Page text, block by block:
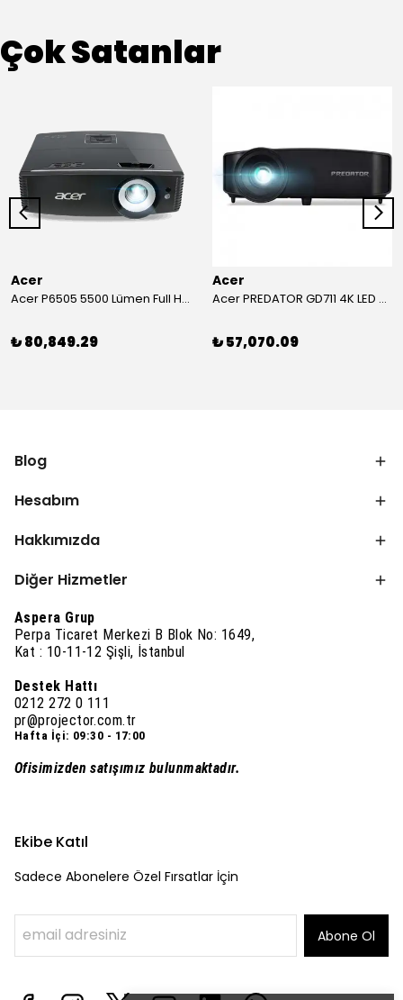
Çok Satanlar
Acer
Acer P6505 5500 Lümen Full HD Toplantı Odası Projeksiyonu
₺ 80,849.29
Acer
Acer PREDATOR GD711 4K LED Projeksiyon
₺ 57,070.09
Blog
Hesabım
Hakkımızda
Diğer Hizmetler
Aspera Grup
Perpa Ticaret Merkezi B Blok No: 1649,
Kat : 10-11-12 Şişli, İstanbul
Destek Hattı
0212 272 0 111
pr@projector.com.tr
Hafta İçi: 09:30 - 17:00
Ofisimizden satışımız bulunmaktadır.
Ekibe Katıl
Sadece Abonelere Özel Fırsatlar İçin
Abone Ol